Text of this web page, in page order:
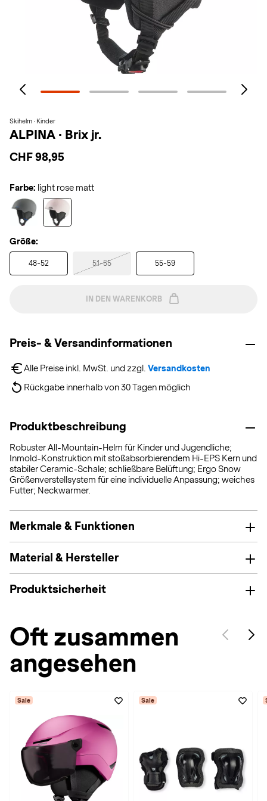
Skihelm · Kinder
ALPINA · Brix jr.
CHF 98,95
Farbe: light rose matt
Größe:
48-52 51-55 55-59
IN DEN WARENKORB
Preis- & Versandinformationen
Alle Preise inkl. MwSt. und zzgl. Versandkosten
Rückgabe innerhalb von 30 Tagen möglich
Produktbeschreibung
Robuster All-Mountain-Helm für Kinder und Jugendliche;
Inmold-Konstruktion mit stoßabsorbierendem Hi-EPS Kern und
stabiler Ceramic-Schale; schließbare Belüftung; Ergo Snow
Größenverstellsystem für eine individuelle Anpassung; weiches
Futter; Neckwarmer.
Merkmale & Funktionen
Material & Hersteller
Produktsicherheit
Oft zusammen
angesehen
Sale Sale